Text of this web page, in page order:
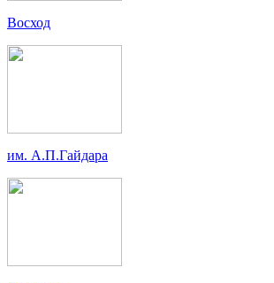
Восход
им. А.П.Гайдара